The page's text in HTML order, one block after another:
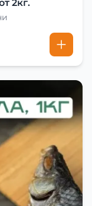
2кг.